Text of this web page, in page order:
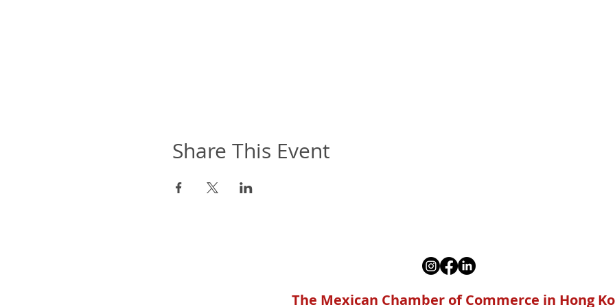
Share This Event
The Mexican Chamber of Commerce in Hong